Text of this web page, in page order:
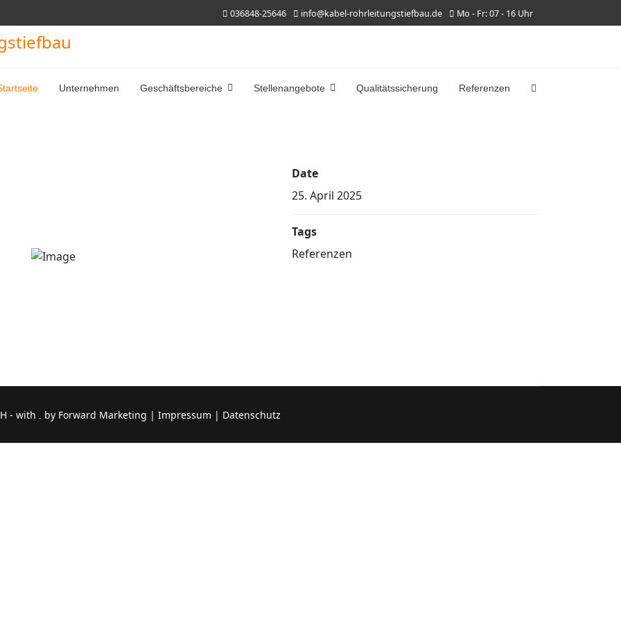
036848-25646 info@kabel-rohrleitungstiefbau.de Mo - Fr: 07 - 16 Uhr
Unternehmen Geschäftsbereiche Stellenangebote Qualitätssicherung Referenzen
Date
25. April 2025
Tags
Referenzen
- with by Forward Marketing | Impressum | Datenschutz